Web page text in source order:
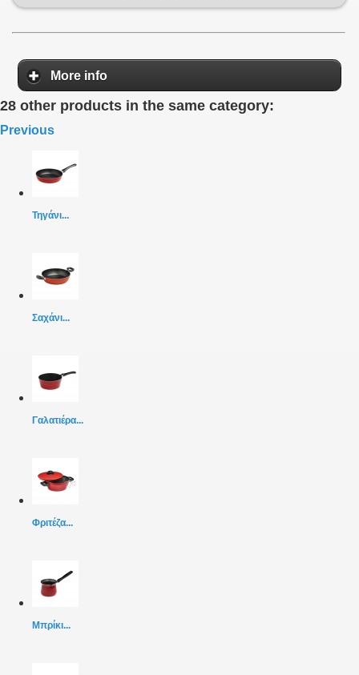
More info
28 other products in the same category:
Previous
Τηγάνι...
Σαχάνι...
Γαλατιέρα...
Φριτέζα...
Μπρίκι...